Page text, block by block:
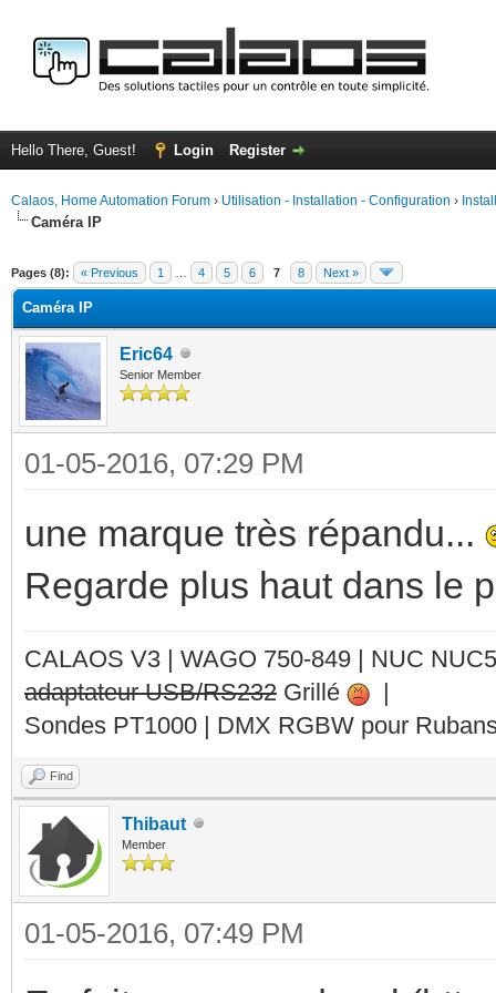
Hello There, Guest! Login Register
Calaos, Home Automation Forum › Utilisation - Installation - Configuration ›
Caméra IP
Pages (8): « Previous 1 4 5 6 7 8 Next »
Caméra IP
Eric64
Senior Member
01-05-2016, 07:29 PM
une marque très répandu...
Regarde plus haut dans le
CALAOS V3 | WAGO 750-849 | NUC
adaptateur USB/RS232 Grillé
|
Sondes PT1000 | DMX RGBW pour
Find
Thibaut
Member
01-05-2016, 07:49 PM